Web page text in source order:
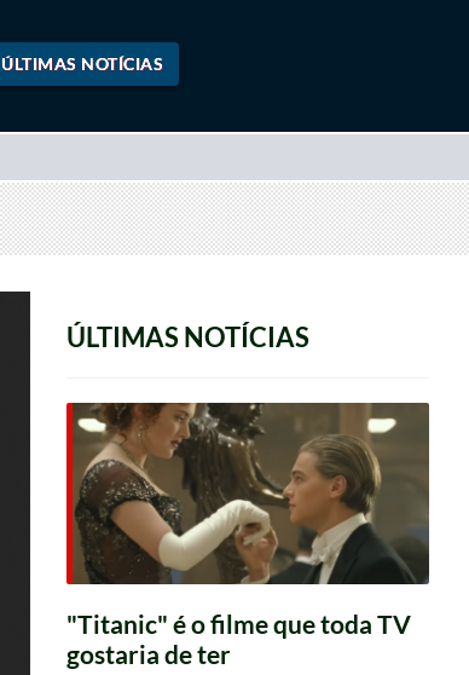
ÚLTIMAS NOTÍCIAS
ÚLTIMAS NOTÍCIAS
"Titanic" é o filme que toda TV
gostaria de ter